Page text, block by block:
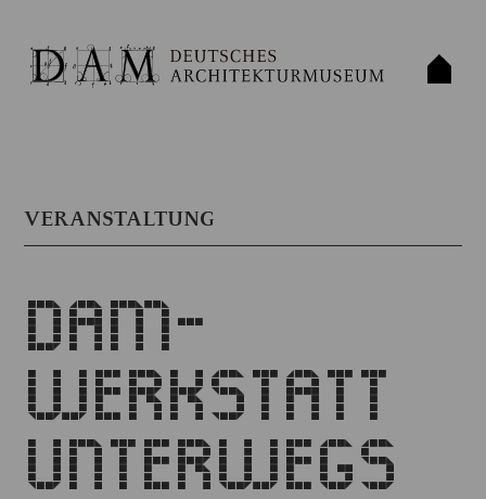
VERANSTALTUNG
DAM-
WERKSTATT
UNTERWEGS